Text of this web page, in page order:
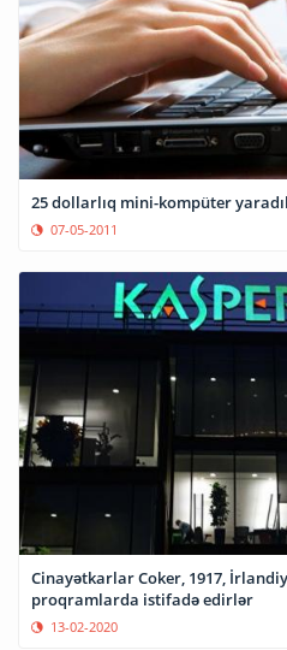
25 dollarlıq mini-kompüter
07-05-2011
Cinayətkarlar Coker, 1917,
proqramlarda istifadə edirlər
13-02-2020